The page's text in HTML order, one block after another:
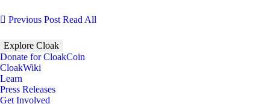
Previous Post Read All
Explore Cloak
Donate for CloakCoin
CloakWiki
Learn
Press Releases
Get Involved